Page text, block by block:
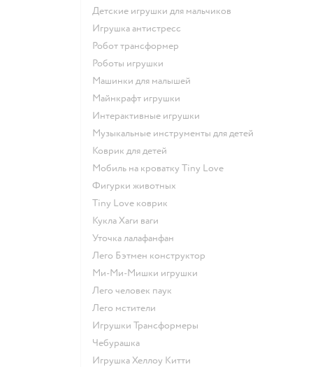
Детские игрушки для мальчиков
Игрушка антистресс
Робот трансформер
Роботы игрушки
Машинки для малышей
Майнкрафт игрушки
Интерактивные игрушки
Музыкальные инструменты для детей
Коврик для детей
Мобиль на кроватку Tiny Love
Фигурки животных
Tiny Love коврик
Кукла Хаги ваги
Уточка лалафанфан
Лего Бэтмен конструктор
Ми-Ми-Мишки игрушки
Лего человек паук
Лего мстители
Игрушки Трансформеры
Чебурашка
Игрушка Хеллоу Китти